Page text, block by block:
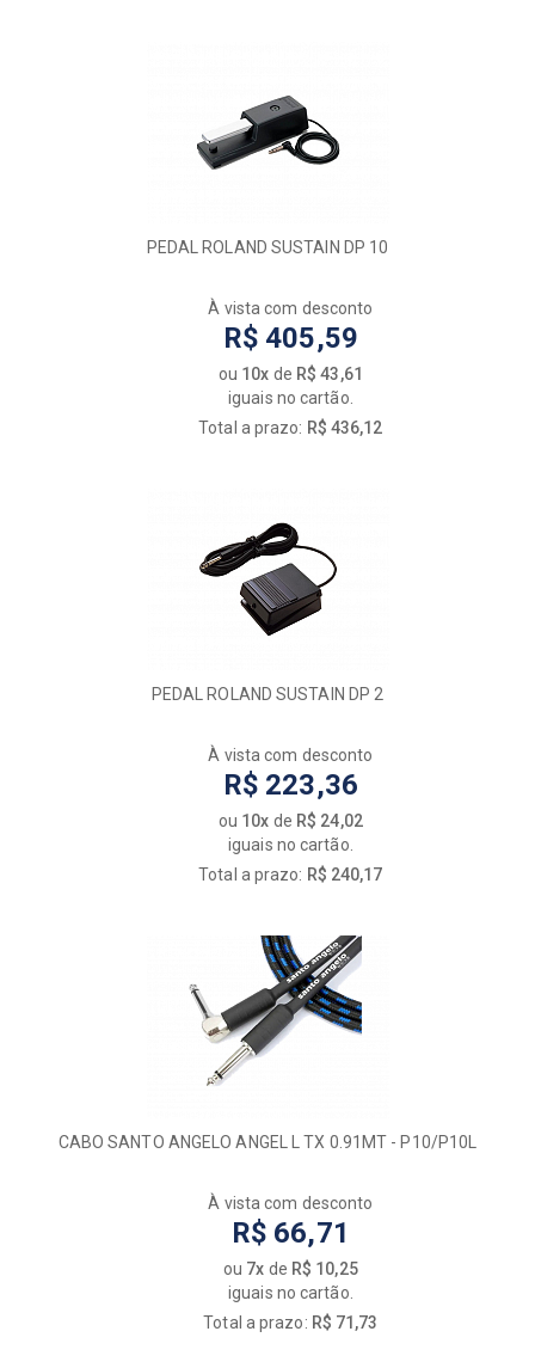
PEDAL ROLAND SUSTAIN DP 10
À vista com desconto
R$ 405,59
ou 10x de R$ 43,61
iguais no cartão.
Total a prazo: R$ 436,12
PEDAL ROLAND SUSTAIN DP 2
À vista com desconto
R$ 223,36
ou 10x de R$ 24,02
iguais no cartão.
Total a prazo: R$ 240,17
CABO SANTO ANGELO ANGEL L TX 0.91MT - P10/P10L
À vista com desconto
R$ 66,71
ou 7x de R$ 10,25
iguais no cartão.
Total a prazo: R$ 71,73